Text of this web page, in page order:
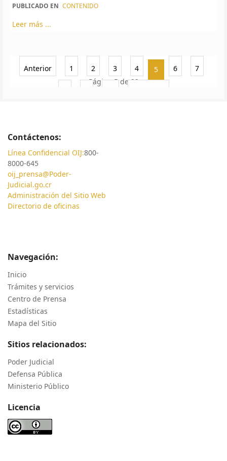
PUBLICADO EN CONTENIDO
Leer más ...
Anterior 1 2 3 4 5 6 7
Página 5 de 22
Contáctenos:
Línea Confidencial OIJ:800-
8000-645
oij_prensa@Poder-
Judicial.go.cr
Administración del Sitio Web
Directorio de oficinas
Navegación:
Inicio
Trámites y servicios
Centro de Prensa
Estadísticas
Mapa del Sitio
Sitios relacionados:
Poder Judicial
Defensa Pública
Ministerio Público
Licencia